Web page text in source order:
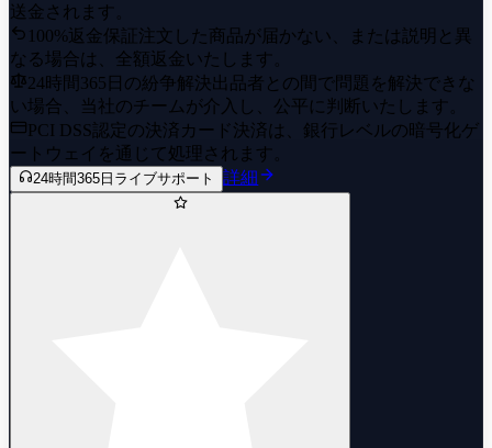
送金されます。
100%返金保証 注文した商品が届かない、または説明と異
なる場合は、全額返金いたします。
24時間365日の紛争解決出品者との間で問題を解決できな
い場合、当社のチームが介入し、公平に判断いたします。
PCI DSS認定の決済 カード決済は、銀行レベルの暗号化ゲ
ートウェイを通じて処理されます。
24時間365日ライブサポート 詳細